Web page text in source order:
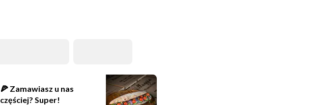
🍕 Zamawiasz u nas
częściej? Super!